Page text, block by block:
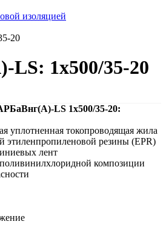
изоляцией
20
1х500/35-20
LS 1х500/35-20:
уплотненная токопроводящая жила
резины (EPR)
лент
композиции